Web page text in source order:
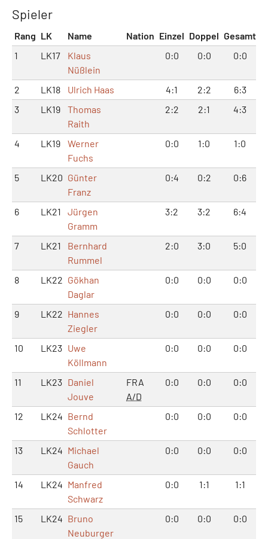
Spieler
Rang LK Name Nation Einzel Doppel Gesamt
1
LK17
Klaus
Nüßlein
0:0 0:0 0:0
2 LK18 Ulrich Haas 4:1 2:2
6:3
3
LK19
Thomas
Raith
2:2 2:1 4:3
4 LK19
Werner
Fuchs
0:0 1:0 1:0
5 LK20 Günter
Franz
0:4 0:2 0:6
6 LK21
Jürgen
Gramm
3:2 3:2 6:4
7 LK21
Bernhard
Rummel
2:0 3:0 5:0
8 LK22 Gökhan
Daglar
0:0 0:0 0:0
9 LK22 Hannes
Ziegler
0:0 0:0 0:0
10 LK23 Uwe
Köllmann
0:0 0:0 0:0
11 LK23 Daniel
Jouve
FRA
A/D
0:0 0:0 0:0
12 LK24 Bernd
Schlotter
0:0 0:0 0:0
13 LK24 Michael
Gauch
0:0 0:0 0:0
14 LK24 Manfred
Schwarz
0:0 1:1 1:1
15 LK24 Bruno
Neuburger
0:0 0:0 0:0